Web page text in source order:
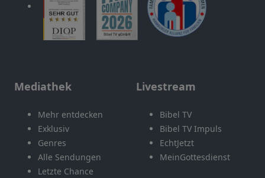
Mediathek
Mehr entdecken
Exklusiv
Genres
Alle Sendungen
Letzte Chance
Livestream
Bibel TV
Bibel TV Impuls
EchtJetzt
MeinGottesdienst